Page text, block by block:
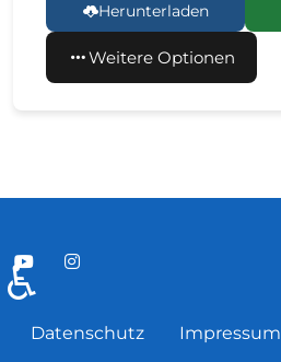
Herunterladen
Weitere Optionen
Datenschutz Impressum
♿